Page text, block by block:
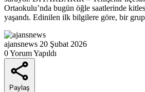
Ortaokulu’nda bugün öğle saatlerinde
yaşandı. Edinilen ilk bilgilere göre, bir
ajansnews 20 Şubat 2026
0 Yorum Yapıldı
Paylaş